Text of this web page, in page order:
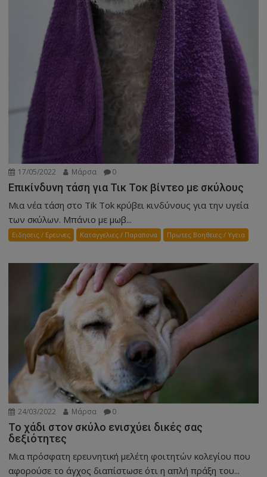
17/05/2022 Μάρσα 0
Επικίνδυνη τάση για Τικ Τοκ βίντεο με σκύλους
Μια νέα τάση στο Tik Tok κρύβει κινδύνους για την υγεία
των σκύλων. Μπάνιο με μωβ...
Ειδησεις / Ερευνες Καταγγελιες / Παραπονα Πρωτες Βοηθειες / Υγεια
24/03/2022 Μάρσα 0
Το χάδι στον σκύλο ενισχύει δικές σας
δεξιότητες
Μια πρόσφατη ερευνητική μελέτη φοιτητών κολεγίου που
αφορούσε το άγχος διαπίστωσε ότι η απλή πράξη του...